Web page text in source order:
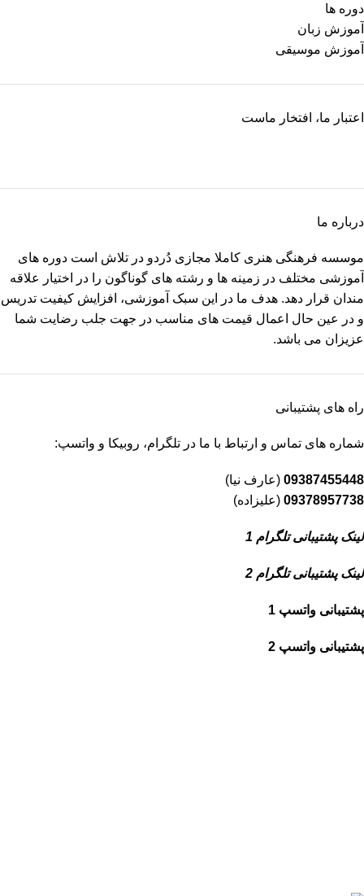
دوره ها
آموزش زبان
آموزش موسیقی
اعتبار ما، افتخار ماست
درباره ما
موسسه فرهنگی هنری کاملا مجازی دُردو در تلاش است دوره های
آموزشی مختلف در زمینه ها و رشته های گوناگون را در اختیار علاقه
مندان قرار دهد. هدف ما در این سبک آموزشی، افزایش کیفیت تدریس
و در عین حال اعمال قیمت های مناسب در جهت جلب رضایت شما
عزیزان می باشد.
راه های پشتیبانی
شماره های تماس و ارتباط با ما در تلگرام، روبیکا و واتسپ:
09387455448 (عارف نیا)
09378957738 (علیزاده)
لینک پشتیبانی تلگرام 1
لینک پشتیبانی تلگرام 2
پشتیبانی واتسپ 1
پشتیبانی واتسپ 2